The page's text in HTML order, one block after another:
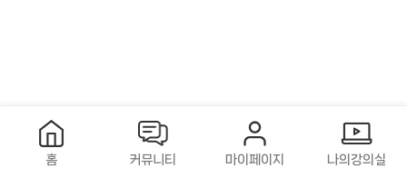
홈 커뮤니티 마이페이지 나의강의실